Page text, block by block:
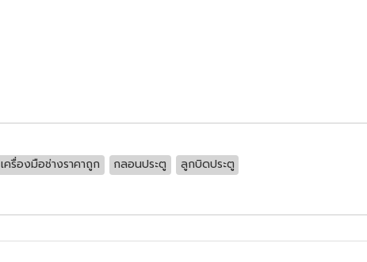
เครื่องมือช่างราคาถูก กลอนประตู ลูกบิดประตู